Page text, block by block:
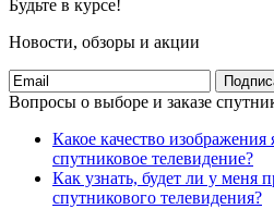
Будьте в курсе!
Новости, обзоры и акции
Вопросы о выборе и заказе
Какое качество изображения
спутниковое телевидение?
Как узнать, будет ли у меня
спутникового телевидения?